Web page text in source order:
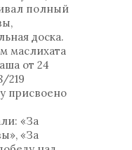
полный
доска.
маслихата
от 24
219
присвоено
«За
«За